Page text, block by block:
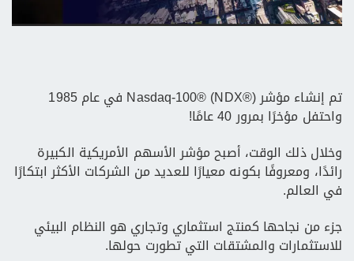
تم إنشاء مؤشر Nasdaq-100® (NDX®) في عام 1985
واحتفل مؤخرًا بمرور 40 عامًا!
وخلال ذلك الوقت، أصبح مؤشر الأسهم الأمريكية الكبيرة
رائدًا، ومعروفًا بكونه معيارًا للعديد من الشركات الأكثر ابتكارًا
في العالم.
جزء من نجاحها كمنتج استثماري وتجاري هو النظام البيئي
للاستثمارات والمشتقات التي تطورت حولها.